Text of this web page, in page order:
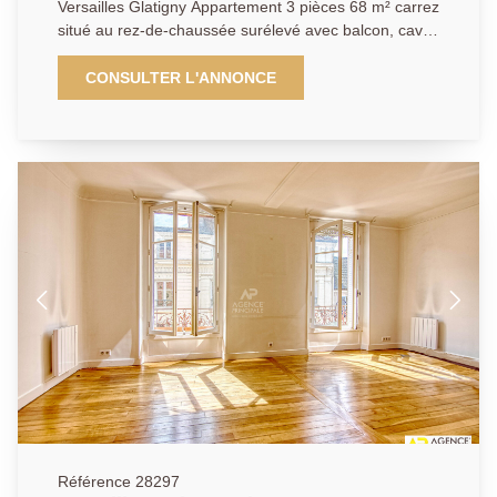
Versailles Glatigny Appartement 3 pièces 68 m² carrez
situé au rez-de-chaussée surélevé avec balcon, cave
et box. Dans un environnement résidentiel très
recherché au calme et entouré de verdure, au sein
d'une résidence sécurisée et bien entretenue,
L'entrée distribue harmonieusement les différentes
pièces de vie. Vous profiterez d'un séjour lumineux de
plus de 23 m² idéal pour recevoir ainsi que d'une
cuisine indépendante de plus de 10 m² pouvant
accueillir un espace repas. L'espace nuit comprend 2
chambres confortables de 11.56 m² et 9.30 m², une
salle de bains et des wc séparés. De nombreux
rangements complètent l'ensemble. Cet appartement
vous séduira par son agencement optimisé, son
calme et son emplacement privilégié à proximité des
écoles de renom, des commerces et transports. Un
cave et un stationnement complètent ce bien. A
découvrir rapidement.
CONSULTER L'ANNONCE
Référence 28297